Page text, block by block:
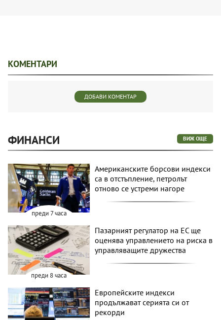
КОМЕНТАРИ
ДОБАВИ КОМЕНТАР
ФИНАНСИ ВИЖ ОЩЕ
преди 7 часа
Американските борсови индекси
са в отстъпление, петролът
отново се устреми нагоре
преди 8 часа
Пазарният регулатор на ЕС ще
оценява управлението на риска в
управляващите дружества
Европейските индекси
продължават серията си от
рекорди